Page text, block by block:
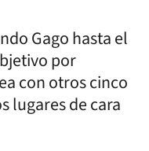
Gago hasta el
por
con otros cinco
lugares de cara